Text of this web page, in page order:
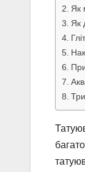
Як
Як